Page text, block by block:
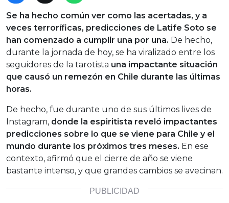
Se ha hecho común ver como las acertadas, y a
veces terroríficas, predicciones de Latife Soto se
han comenzado a cumplir una por una. De hecho,
durante la jornada de hoy, se ha viralizado entre los
seguidores de la tarotista una impactante situación
que causó un remezón en Chile durante las últimas
horas.
De hecho, fue durante uno de sus últimos lives de
Instagram, donde la espiritista reveló impactantes
predicciones sobre lo que se viene para Chile y el
mundo durante los próximos tres meses. En ese
contexto, afirmó que el cierre de año se viene
bastante intenso, y que grandes cambios se avecinan.